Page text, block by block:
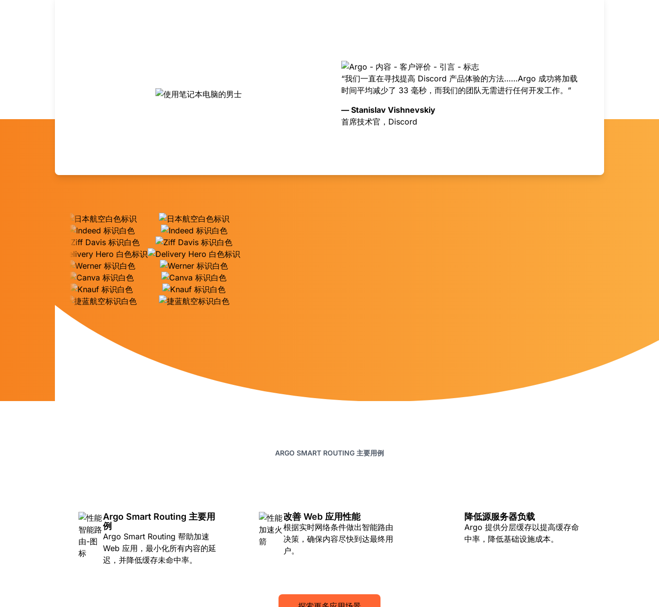
“我们一直在寻找提高 Discord 产品体验的方法……Argo 成功将加载
时间平均减少了 33 毫秒，而我们的团队无需进行任何开发工作。”
— Stanislav Vishnevskiy
首席技术官，Discord
ARGO SMART ROUTING 主要用例
Argo Smart Routing 主要用
例
Argo Smart Routing 帮助加速
Web 应用，最小化所有内容的延
迟，并降低缓存未命中率。
改善 Web 应用性能
根据实时网络条件做出智能路由
决策，确保内容尽快到达最终用
户。
降低源服务器负载
Argo 提供分层缓存以提高缓存命
中率，降低基础设施成本。